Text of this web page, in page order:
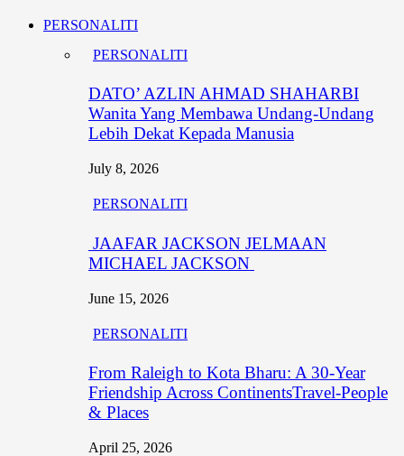
PERSONALITI
PERSONALITI
DATO’ AZLIN AHMAD SHAHARBI
Wanita Yang Membawa Undang-Undang
Lebih Dekat Kepada Manusia
July 8, 2026
PERSONALITI
JAAFAR JACKSON JELMAAN
MICHAEL JACKSON
June 15, 2026
PERSONALITI
From Raleigh to Kota Bharu: A 30-Year
Friendship Across ContinentsTravel-People
& Places
April 25, 2026